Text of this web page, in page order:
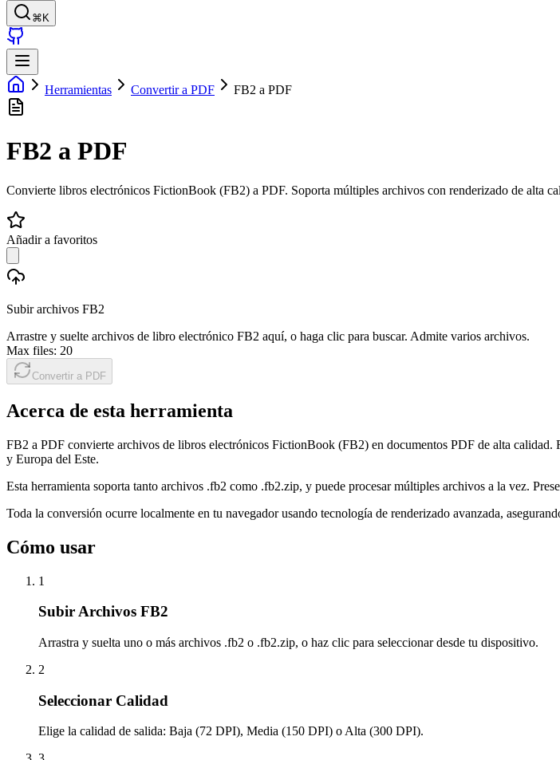
⌘K
Herramientas Convertir a PDF FB2 a PDF
FB2 a PDF
Convierte libros electrónicos FictionBook (FB2) a PDF. Soporta múltiples archivos con renderizado de alta
Añadir a favoritos
Subir archivos FB2
Arrastre y suelte archivos de libro electrónico FB2 aquí, o haga clic para buscar. Admite varios archivos.
Max files: 20
Convertir a PDF
Acerca de esta herramienta
FB2 a PDF convierte archivos de libros electrónicos FictionBook (FB2) en documentos PDF de alta
y Europa del Este.
Esta herramienta soporta tanto archivos .fb2 como .fb2.zip, y puede procesar múltiples archivos a la vez.
Toda la conversión ocurre localmente en tu navegador usando tecnología de renderizado avanzada,
Cómo usar
1
Subir Archivos FB2
Arrastra y suelta uno o más archivos .fb2 o .fb2.zip, o haz clic para seleccionar desde tu dispositivo.
2
Seleccionar Calidad
Elige la calidad de salida: Baja (72 DPI), Media (150 DPI) o Alta (300 DPI).